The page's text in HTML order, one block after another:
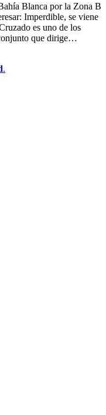
Blanca por la Zona B
Imperdible, se viene
es uno de los
que dirige…
.